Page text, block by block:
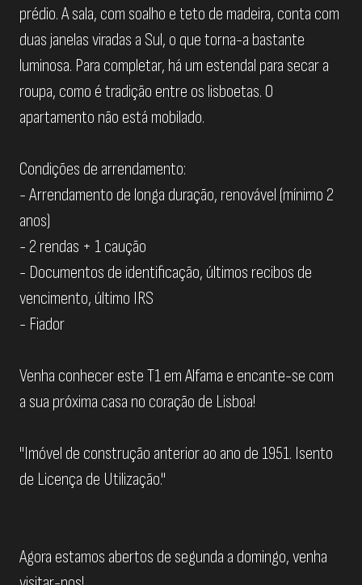
prédio. A sala, com soalho e teto de madeira, conta com
duas janelas viradas a Sul, o que torna-a bastante
luminosa. Para completar, há um estendal para secar a
roupa, como é tradição entre os lisboetas. O
apartamento não está mobilado.
Condições de arrendamento:
- Arrendamento de longa duração, renovável (mínimo 2
anos)
- 2 rendas + 1 caução
- Documentos de identificação, últimos recibos de
vencimento, último IRS
- Fiador
Venha conhecer este T1 em Alfama e encante-se com
a sua próxima casa no coração de Lisboa!
"Imóvel de construção anterior ao ano de 1951. Isento
de Licença de Utilização."
Agora estamos abertos de segunda a domingo, venha